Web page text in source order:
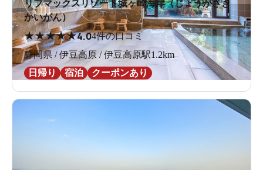
リブマックスリゾート城ヶ崎海岸（じょうがさき
かいがん）
★★★★★4.04件の口コミ
静岡県 / 伊豆高原 / 伊豆高原駅1.2km
日帰り
宿泊 クーポンあり